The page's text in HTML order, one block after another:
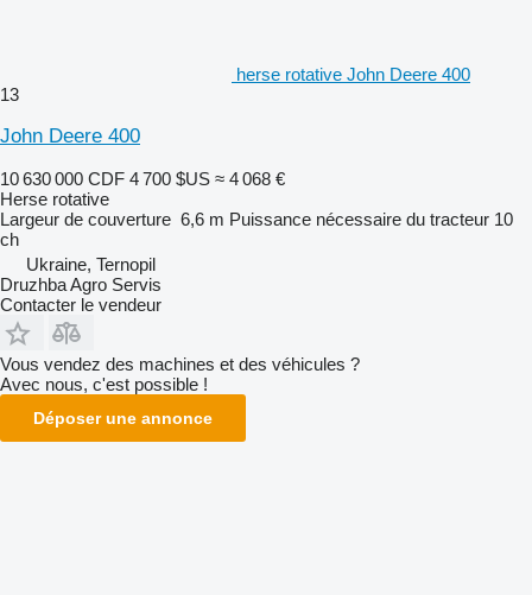
herse rotative John Deere 400
13
John Deere 400
10 630 000 CDF 4 700 $US ≈ 4 068 €
Herse rotative
Largeur de couverture 6,6 m Puissance nécessaire du tracteur 10
ch
Ukraine, Ternopil
Druzhba Agro Servis
Contacter le vendeur
Vous vendez des machines et des véhicules ?
Avec nous, c'est possible !
Déposer une annonce